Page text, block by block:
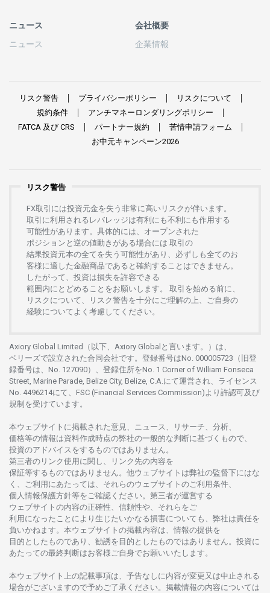
ニュース
ニュース
会社概要
企業情報
リスク警告 プライバシーポリシー
リスクについて
規約条件
アンチマネーロンダリングポリシー
FATCA 及び CRS パートナー規約 苦情申請フォーム
お中元キャンペーン2026
リスク警告
FX取引には投資元金を失う 非常に高い リスクが伴います。
取引に利用さ れる レバレッジは有利にも不利にも作用する
可能性があります。 具体的には、 オープンさ れた
ポジションと 逆の値動きがある場合には 取引の
結果投資元本の全てを失う 可能性があり、 必ずしも全てのお
客様に適した金融商品であると 確約することはできません。
したがって、 投資は損失を許容できる
範囲内にとどめることをお願いします 。 取引を始める前に、
リスクについて、
リスク警告を十分に ご理解の 上、 ご自身の
経験について よく 考慮してください。
Axiory Global Limited（以下、Axiory Globalと言います。）は、
ベリーズで設立さ れた合同会社です。 登録番号はNo. 000005723（旧登
録番号は、No. 127090）、 登録住所をNo. 1 Corner of William Fonseca
Street, Marine Parade, Belize City, Belize, C.A.にて運営さ れ、 ライセンス
No. 4496214にて、FSC (Financial Services Commission)より 許認可及び
規制を受けています。
本ウェブサイトに掲載さ れた意見、ニュース、リサーチ、分析、
価格等の情報は資料作成時点の弊社の一般的な判断に基づくもので、
投資のアドバイスをするものではありません。
第三者の リンク使用に関し、 リンク先の内容を
保証等するものではありません。 他ウェブサイトは弊社の監督下にはな
く、
ご利用に あたっては、 それらのウェブサイトの ご利用条件、
個人情報保護方針等を ご確認ください。 第三者が運営する
ウェブサイトの内容の正確性、信頼性や、それらをご
利用になったことにより 生じたいかなる損害についても、 弊社は責任を
負いかね ます。 本ウェブサイトの掲載内容は、 情報の提供を
目的としたものであり、 勧誘を 目的としたものではありません。 投資に
あたっての最終判断はお客様ご自身でお願いいたします。
本ウェブサイト 上の記載事項は、 予告なしに 内容が変更又は中止さ れる
場合がございますので予めご了承ください。 掲載情報の内容については